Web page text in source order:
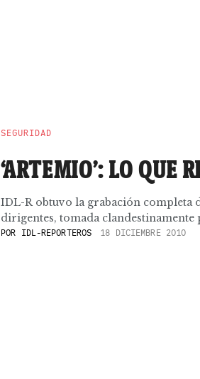
SEGURIDAD
‘ARTEMIO’: LO QUE
IDL-R obtuvo la grabación completa
dirigentes, tomada
POR IDL-REPORTEROS 18 DICIEMBRE 2010